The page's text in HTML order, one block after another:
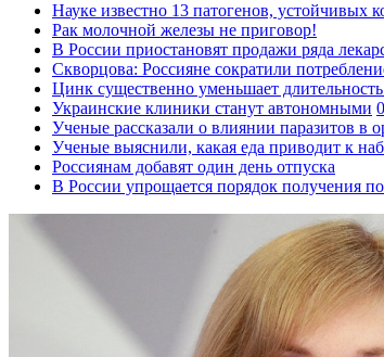
Науке известно 13 патогенов, устойчивых
Рак молочной железы не приговор!
В России приостановят продажи ряда
Скворцова: Россияне сократили
Цинк существенно уменьшает
Украинские клиники станут автономными 0
Ученые рассказали о влиянии паразитов в
Ученые выяснили, какая еда приводит к
Россиянам добавят один день отпуска
В России упрощается порядок получения